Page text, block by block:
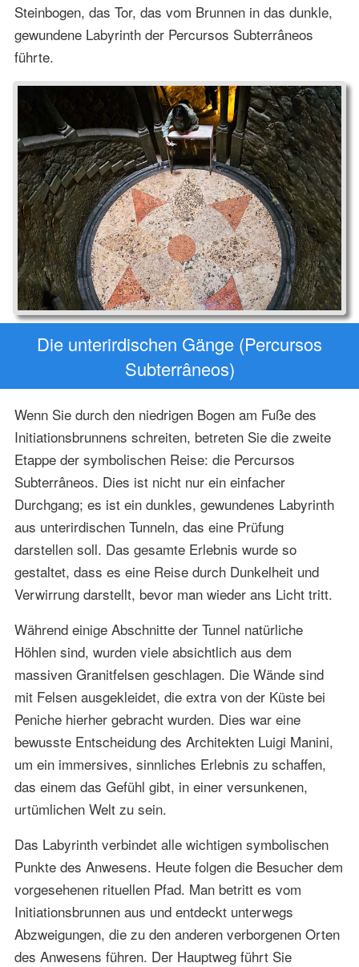
Steinbogen, das Tor, das vom Brunnen in das dunkle,
gewundene Labyrinth der Percursos Subterrâneos
führte.
Die unterirdischen Gänge (Percursos
Subterrâneos)
Wenn Sie durch den niedrigen Bogen am Fuße des
Initiationsbrunnens schreiten, betreten Sie die zweite
Etappe der symbolischen Reise: die Percursos
Subterrâneos. Dies ist nicht nur ein einfacher
Durchgang; es ist ein dunkles, gewundenes Labyrinth
aus unterirdischen Tunneln, das eine Prüfung
darstellen soll. Das gesamte Erlebnis wurde so
gestaltet, dass es eine Reise durch Dunkelheit und
Verwirrung darstellt, bevor man wieder ans Licht tritt.
Während einige Abschnitte der Tunnel natürliche
Höhlen sind, wurden viele absichtlich aus dem
massiven Granitfelsen geschlagen. Die Wände sind
mit Felsen ausgekleidet, die extra von der Küste bei
Peniche hierher gebracht wurden. Dies war eine
bewusste Entscheidung des Architekten Luigi Manini,
um ein immersives, sinnliches Erlebnis zu schaffen,
das einem das Gefühl gibt, in einer versunkenen,
urtümlichen Welt zu sein.
Das Labyrinth verbindet alle wichtigen symbolischen
Punkte des Anwesens. Heute folgen die Besucher dem
vorgesehenen rituellen Pfad. Man betritt es vom
Initiationsbrunnen aus und entdeckt unterwegs
Abzweigungen, die zu den anderen verborgenen Orten
des Anwesens führen. Der Hauptweg führt Sie